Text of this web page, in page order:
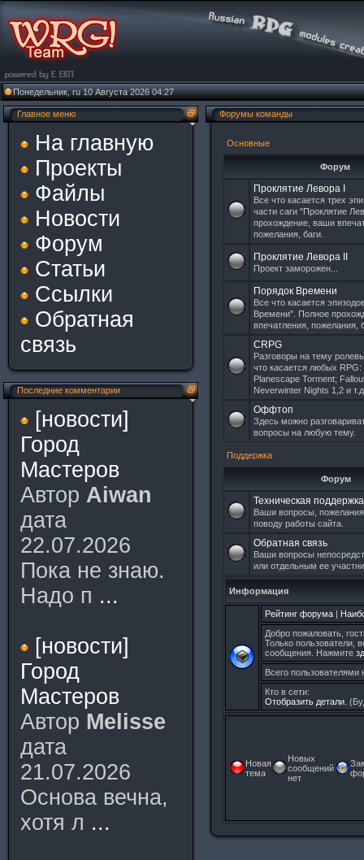
Понедельник, ru 10 Августа 2026 04:27
Главное меню
На главную
Проекты
Файлы
Новости
Форум
Статьи
Ссылки
Обратная
связь
Последние комментарии
[новости]
Город
Мастеров
Автор Aiwan
дата
22.07.2026
Пока не знаю.
Надо п ...
[новости]
Город
Мастеров
Автор Melisse
дата
21.07.2026
Основа вечна,
хотя л ...
Форумы команды
Основные
Форум
Проклятие Левора I
Все что касается трех
части саги "Проклятие
прохождение, ваши
пожелания, баги.
Проклятие Левора II
Проект заморожен...
Порядок Времени
Все что касается
Времени". Полное
впечатления, пожелания,
CRPG
Разговоры на тему
что касается любых RPG:
Planescape Torment;
Neverwinter Nights 1,2 и
Оффтоп
Здесь можно
вопросы на любую тему.
Поддержка
Форум
Техническая поддержка
Ваши вопросы,
поводу работы сайта.
Обратная связь
Ваши вопросы
или отдельным ее
Информация
Рейтинг форума |
Добро пожаловать,
Только пользователи,
сообщения. Нажмите
Всего
Кто в сети:
Отобразить детали.
Новая
тема
Новых
сообщений
нет